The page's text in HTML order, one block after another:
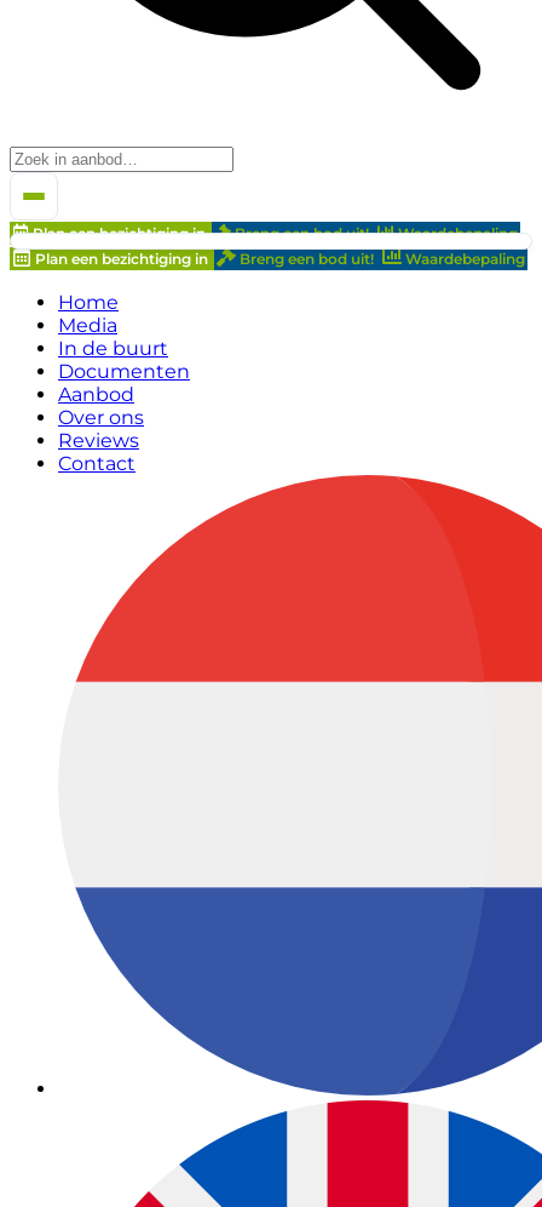
Plan een bezichtiging in Breng een bod uit!
Waardebepaling
Plan een bezichtiging in
Breng een bod uit! Waardebepaling
Home
Media
In de buurt
Documenten
Aanbod
Over ons
Reviews
Contact